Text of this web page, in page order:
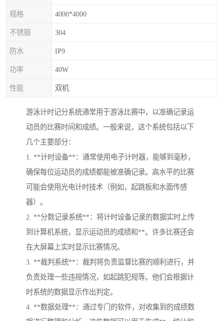
规格 4000*4000
不锈钢 304
防水 IP9
功率 40W
性能 双机
游泳计时记分系统通常用于游泳比赛中，以准确记录运
动员的比赛时间和成绩。一般来说，这个系统包括以下
几个主要部分：
1. **计时设备**：通常使用电子计时器，能够到毫秒，
确保每位运动员的成绩都能被准确记录。高水平的比赛
可能会使用光电计时技术（例如，起跳板和水面传感
器）。
2. **分数记录系统**：将计时设备记录的数据实时上传
到计算机系统，显示运动员的成绩和**。许多比赛还会
在大屏幕上实时显示比赛情况。
3. **裁判系统**：裁判将负责监督比赛的顺利进行，并
负责处理一些违规情况，如起跳犯规等。他们会根据计
时系统的数据显示作出判定。
4. **数据处理**：通过专门的软件，对收集到的成绩数